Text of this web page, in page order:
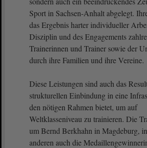
Sport in Sachsen-Anhalt abgelegt.
das Ergebnis harter individueller
Disziplin und des Engagements
Trainerinnen und Trainer sowie der
durch ihre Familien und ihre Vereine.
Diese Leistungen sind auch das
strukturellen Einbindung in eine
den nötigen Rahmen bietet, um auf
Weltklasseniveau zu trainieren. Die
um Bernd Berkhahn in Magdeburg,
anderen auch die